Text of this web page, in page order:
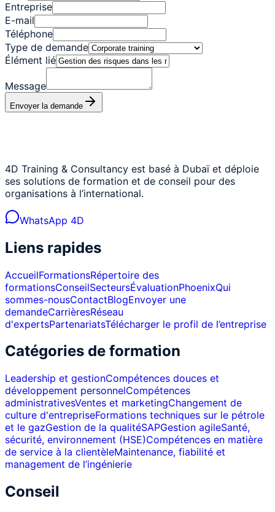
Entreprise
E-mail
Téléphone
Type de demande
Élément lié
Message
Envoyer la demande
4D Training & Consultancy est basé à Dubaï et déploie
ses solutions de formation et de conseil pour des
organisations à l’international.
WhatsApp 4D
Liens rapides
AccueilFormationsRépertoire des
formationsConseilSecteursÉvaluationPhoenixQui
sommes-nousContactBlogEnvoyer une
demandeCarrièresRéseau
d'expertsPartenariatsTélécharger le profil de l’entreprise
Catégories de formation
Leadership et gestionCompétences douces et
développement personnelCompétences
administrativesVentes et marketingChangement de
culture d'entrepriseFormations techniques sur le pétrole
et le gazGestion de la qualitéSAPGestion agileSanté,
sécurité, environnement (HSE)Compétences en matière
de service à la clientèleMaintenance, fiabilité et
management de l’ingénierie
Conseil